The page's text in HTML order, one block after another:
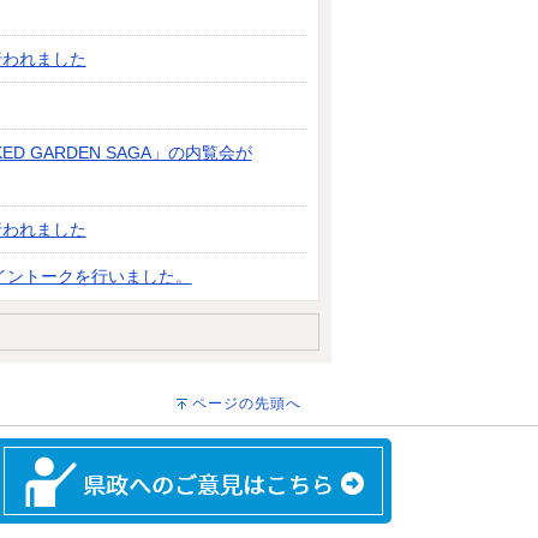
れました
GARDEN SAGA」の内覧会が
れました
トークを行いました。
ページの先頭へ